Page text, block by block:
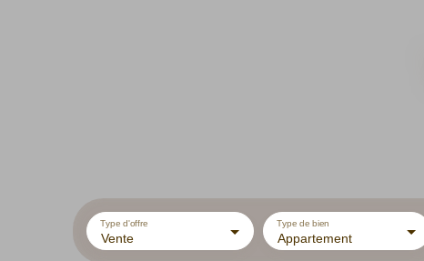
Vente
Type d'offre
Appartement
Type de bien